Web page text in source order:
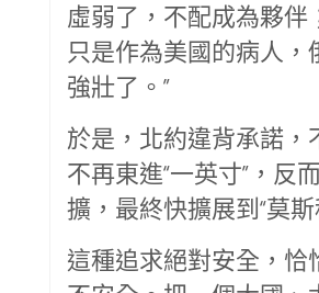
虛弱了，不配成為夥伴
只是作為美國的病人，
強壯了。”
於是，北約違背承諾，
不再東進“一英寸”，反
擴，最終快擴展到“莫斯
這種追求絕對安全，恰